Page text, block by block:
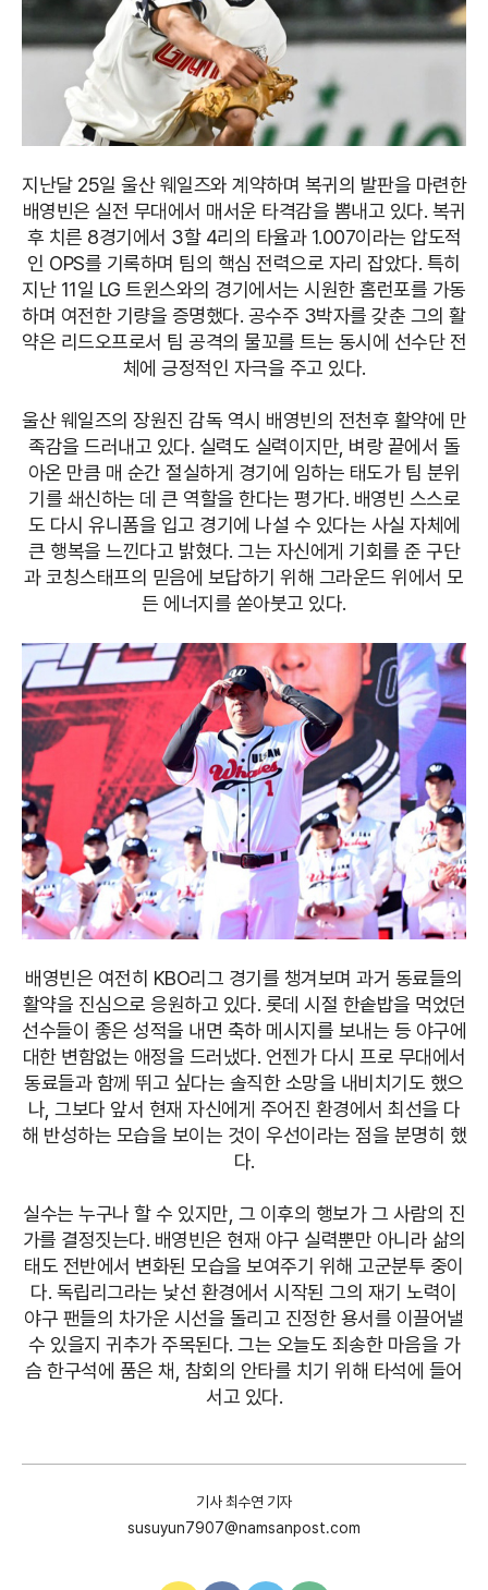
지난달 25일 울산 웨일즈와 계약하며 복귀의 발판을 마련한
배영빈은 실전 무대에서 매서운 타격감을 뽐내고 있다. 복귀
후 치른 8경기에서 3할 4리의 타율과 1.007이라는 압도적
인 OPS를 기록하며 팀의 핵심 전력으로 자리 잡았다. 특히
지난 11일 LG 트윈스와의 경기에서는 시원한 홈런포를 가동
하며 여전한 기량을 증명했다. 공수주 3박자를 갖춘 그의 활
약은 리드오프로서 팀 공격의 물꼬를 트는 동시에 선수단 전
체에 긍정적인 자극을 주고 있다.
울산 웨일즈의 장원진 감독 역시 배영빈의 전천후 활약에 만
족감을 드러내고 있다. 실력도 실력이지만, 벼랑 끝에서 돌
아온 만큼 매 순간 절실하게 경기에 임하는 태도가 팀 분위
기를 쇄신하는 데 큰 역할을 한다는 평가다. 배영빈 스스로
도 다시 유니폼을 입고 경기에 나설 수 있다는 사실 자체에
큰 행복을 느낀다고 밝혔다. 그는 자신에게 기회를 준 구단
과 코칭스태프의 믿음에 보답하기 위해 그라운드 위에서 모
든 에너지를 쏟아붓고 있다.
배영빈은 여전히 KBO리그 경기를 챙겨보며 과거 동료들의
활약을 진심으로 응원하고 있다. 롯데 시절 한솥밥을 먹었던
선수들이 좋은 성적을 내면 축하 메시지를 보내는 등 야구에
대한 변함없는 애정을 드러냈다. 언젠가 다시 프로 무대에서
동료들과 함께 뛰고 싶다는 솔직한 소망을 내비치기도 했으
나, 그보다 앞서 현재 자신에게 주어진 환경에서 최선을 다
해 반성하는 모습을 보이는 것이 우선이라는 점을 분명히 했
다.
실수는 누구나 할 수 있지만, 그 이후의 행보가 그 사람의 진
가를 결정짓는다. 배영빈은 현재 야구 실력뿐만 아니라 삶의
태도 전반에서 변화된 모습을 보여주기 위해 고군분투 중이
다. 독립리그라는 낯선 환경에서 시작된 그의 재기 노력이
야구 팬들의 차가운 시선을 돌리고 진정한 용서를 이끌어낼
수 있을지 귀추가 주목된다. 그는 오늘도 죄송한 마음을 가
슴 한구석에 품은 채, 참회의 안타를 치기 위해 타석에 들어
서고 있다.
기사 최수연 기자
susuyun7907@namsanpost.com